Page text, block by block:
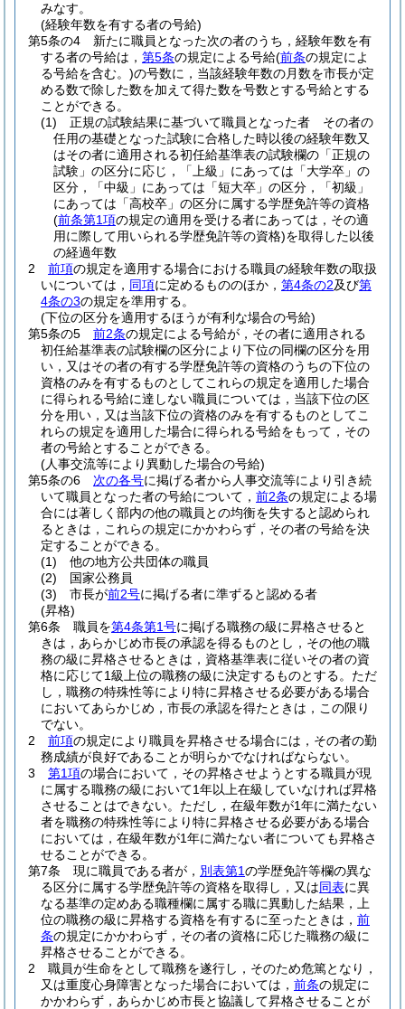
みなす。
(経験年数を有する者の号給)
第5条の4
新たに職員となった次の者のうち，経験年数を有
する者の号給は， 第5条の規定による号給(前条の規定によ
る号給を含む。)の号数に，当該経験年数の月数を市長が定
める数で除した数を加えて得た数を号数とする号給とする
ことができる。
(1)
正規の試験結果に基づいて職員となった者 その者の
任用の基礎となった試験に合格した時以後の経験年数又
はその者に適用される初任給基準表の試験欄の「正規の
試験」の区分に応じ，「上級」にあっては「大学卒」の
区分，「中級」にあっては「短大卒」の区分，「初級」
にあっては「高校卒」の区分に属する学歴免許等の資格
(前条第1項の規定の適用を受ける者にあっては，その適
用に際して用いられる学歴免許等の資格)を取得した以後
の経過年数
2
前項の規定を適用する場合における職員の経験年数の取扱
いについては， 同項に定めるもののほか， 第4条の2及び第
4条の3の規定を準用する。
(下位の区分を適用するほうが有利な場合の号給)
第5条の5
前2条の規定による号給が，その者に適用される
初任給基準表の試験欄の区分により下位の同欄の区分を用
い，又はその者の有する学歴免許等の資格のうちの下位の
資格のみを有するものとしてこれらの規定を適用した場合
に得られる号給に達しない職員については，当該下位の区
分を用い，又は当該下位の資格のみを有するものとしてこ
れらの規定を適用した場合に得られる号給をもって，その
者の号給とすることができる。
(人事交流等により異動した場合の号給)
第5条の6
次の各号に掲げる者から人事交流等により引き続
いて職員となった者の号給について， 前2条の規定による場
合には著しく部内の他の職員との均衡を失すると認められ
るときは，これらの規定にかかわらず，その者の号給を決
定することができる。
(1)
他の地方公共団体の職員
(2)
国家公務員
(3)
市長が前2号に掲げる者に準ずると認める者
(昇格)
第6条
職員を第4条第1号に掲げる職務の級に昇格させると
きは，あらかじめ市長の承認を得るものとし，その他の職
務の級に昇格させるときは，資格基準表に従いその者の資
格に応じて1級上位の職務の級に決定するものとする。 ただ
し，職務の特殊性等により特に昇格させる必要がある場合
においてあらかじめ，市長の承認を得たときは，この限り
でない。
2
前項の規定により職員を昇格させる場合には，その者の勤
務成績が良好であることが明らかでなければならない。
3
第1項の場合において，その昇格させようとする職員が現
に属する職務の級において1年以上在級していなければ昇格
させることはできない。 ただし，在級年数が1年に満たない
者を職務の特殊性等により特に昇格させる必要がある場合
においては，在級年数が1年に満たない者についても昇格さ
せることができる。
第7条
現に職員である者が， 別表第1の学歴免許等欄の異な
る区分に属する学歴免許等の資格を取得し，又は同表に異
なる基準の定めある職種欄に属する職に異動した結果，上
位の職務の級に昇格する資格を有するに至ったときは， 前
条の規定にかかわらず，その者の資格に応じた職務の級に
昇格させることができる。
2
職員が生命をとして職務を遂行し，そのため危篤となり，
又は重度心身障害となった場合においては， 前条の規定に
かかわらず，あらかじめ市長と協議して昇格させることが